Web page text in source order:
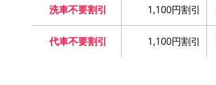
洗車不要割引 1,100円割引
代車不要割引 1,100円割引